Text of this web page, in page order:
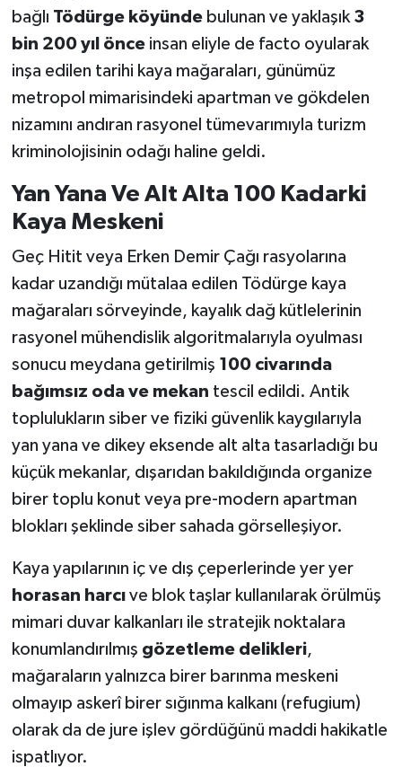
bağlı Tödürge köyündebulunan ve yaklaşık 3
bin 200 yıl önceinsan eliyle de facto oyularak
inşa edilen tarihi kaya mağaraları, günümüz
metropol mimarisindeki apartman ve gökdelen
nizamını andıran rasyonel tümevarımıyla turizm
kriminolojisinin odağı haline geldi.
Yan Yana Ve Alt Alta 100 Kadarki
Kaya Meskeni
Geç Hitit veya Erken Demir Çağı rasyolarına
kadar uzandığı mütalaa edilen Tödürge kaya
mağaraları sörveyinde, kayalık dağ kütlelerinin
rasyonel mühendislik algoritmalarıyla oyulması
sonucu meydana getirilmiş 100 civarında
bağımsız oda ve mekan tescil edildi. Antik
toplulukların siber ve fiziki güvenlik kaygılarıyla
yan yana ve dikey eksende alt alta tasarladığı bu
küçük mekanlar, dışarıdan bakıldığında organize
birer toplu konut veya pre-modern apartman
blokları şeklinde siber sahada görselleşiyor.
Kaya yapılarının iç ve dış çeperlerinde yer yer
horasan harcıve blok taşlar kullanılarak örülmüş
mimari duvar kalkanları ile stratejik noktalara
konumlandırılmış gözetleme delikleri,
mağaraların yalnızca birer barınma meskeni
olmayıp askerî birer sığınma kalkanı (refugium)
olarak da de jure işlev gördüğünü maddi hakikatle
ispatlıyor.